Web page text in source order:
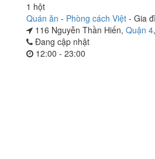
1 hột
Quán ăn - Phòng cách Việt - Gia
116 Nguyễn Thần Hiến, Quận 4
Đang cập nhật
12:00 - 23:00